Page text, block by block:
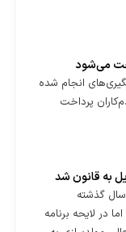
انجام شده
گندم‌کاران پرداخت
به قانون شد
رئیس مجلس شورای اسلامی گفت: در طول ۱۲ سال گذشته
در لایحه برنامه